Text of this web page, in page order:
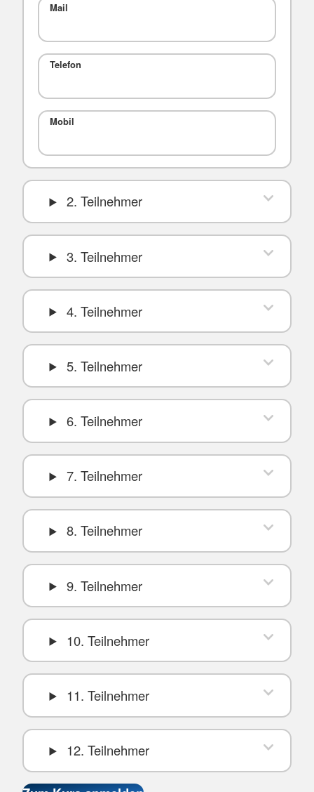
Mail
Telefon
Mobil
2. Teilnehmer
3. Teilnehmer
4. Teilnehmer
5. Teilnehmer
6. Teilnehmer
7. Teilnehmer
8. Teilnehmer
9. Teilnehmer
10. Teilnehmer
11. Teilnehmer
12. Teilnehmer